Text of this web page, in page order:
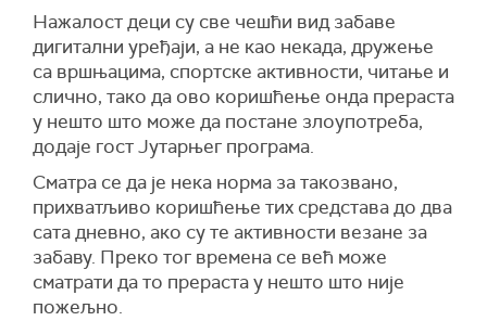
Нажалост деци су све чешћи вид забаве
дигитални уређаји, а не као некада, дружење
са вршњацима, спортске активности, читање и
слично, тако да ово коришћење онда прераста
у нешто што може да постане злоупотреба,
додаје гост Јутарњег програма.
Сматра се да је нека норма за такозвано,
прихватљиво коришћење тих средстава до два
сата дневно, ако су те активности везане за
забаву. Преко тог времена се већ може
сматрати да то прераста у нешто што није
пожељно.